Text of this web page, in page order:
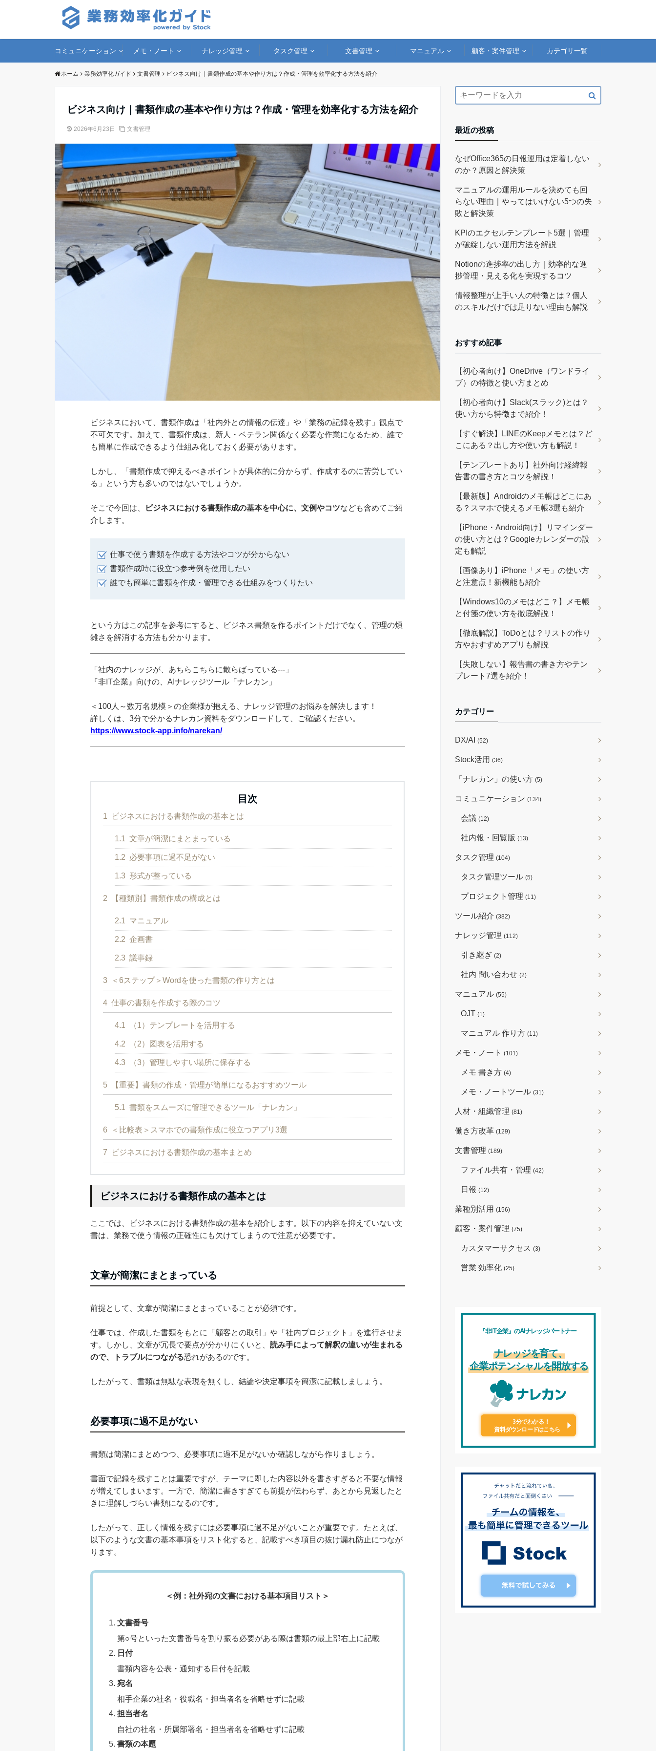
コミュニケーション メモ・ノート ナレッジ管理 タスク管理 文書管理 マニュアル 顧客・案件管理 カテゴリ一覧
ホーム 業務効率化ガイド 文書管理 ビジネス向け｜書類作成の基本や作り方は？作成・管理を効率化する方法を紹介
ビジネス向け｜書類作成の基本や作り方は？作成・管理を効率化する方法を紹介
2026年6月23日 文書管理
ビジネスにおいて、書類作成は「社内外との情報の伝達」や「業務の記録を残す」観点で
不可欠です。加えて、書類作成は、新人・ベテラン関係なく必要な作業になるため、誰で
も簡単に作成できるよう仕組み化しておく必要があります。
しかし、「書類作成で抑えるべきポイントが具体的に分からず、作成するのに苦労してい
る」という方も多いのではないでしょうか。
そこで今回は、 ビジネスにおける書類作成の基本を中心に、文例やコツなども含めてご紹
介します。
仕事で使う書類を作成する方法やコツが分からない
書類作成時に役立つ参考例を使用したい
誰でも簡単に書類を作成・管理できる仕組みをつくりたい
という方はこの記事を参考にすると、ビジネス書類を作るポイントだけでなく、管理の煩
雑さを解消する方法も分かります。
「社内のナレッジが、あちらこちらに散らばっている---」
『非IT企業』向けの、AIナレッジツール「ナレカン」
＜100人～数万名規模＞の企業様が抱える、ナレッジ管理のお悩みを解決します！
詳しくは、3分で分かるナレカン資料をダウンロードして、ご確認ください。
https://www.stock-app.info/narekan/
目次
1 ビジネスにおける書類作成の基本とは
1.1 文章が簡潔にまとまっている
1.2 必要事項に過不足がない
1.3 形式が整っている
2 【種類別】書類作成の構成とは
2.1 マニュアル
2.2 企画書
2.3 議事録
3 ＜6ステップ＞Wordを使った書類の作り方とは
4 仕事の書類を作成する際のコツ
4.1 （1）テンプレートを活用する
4.2 （2）図表を活用する
4.3 （3）管理しやすい場所に保存する
5 【重要】書類の作成・管理が簡単になるおすすめツール
5.1 書類をスムーズに管理できるツール「ナレカン」
6 ＜比較表＞スマホでの書類作成に役立つアプリ3選
7 ビジネスにおける書類作成の基本まとめ
ビジネスにおける書類作成の基本とは
ここでは、ビジネスにおける書類作成の基本を紹介します。以下の内容を抑えていない文
書は、業務で使う情報の正確性にも欠けてしまうので注意が必要です。
文章が簡潔にまとまっている
前提として、文章が簡潔にまとまっていることが必須です。
仕事では、作成した書類をもとに「顧客との取引」や「社内プロジェクト」を進行させま
す。しかし、文章が冗長で要点が分かりにくいと、 読み手によって解釈の違いが生まれる
ので、トラブルにつながる恐れがあるのです。
したがって、書類は無駄な表現を無くし、結論や決定事項を簡潔に記載しましょう。
必要事項に過不足がない
書類は簡潔にまとめつつ、必要事項に過不足がないか確認しながら作りましょう。
書面で記録を残すことは重要ですが、テーマに即した内容以外を書きすぎると不要な情報
が増えてしまいます。一方で、簡潔に書きすぎても前提が伝わらず、あとから見返したと
きに理解しづらい書類になるのです。
したがって、正しく情報を残すには必要事項に過不足がないことが重要です。たとえば、
以下のような文書の基本事項をリスト化すると、記載すべき項目の抜け漏れ防止につなが
ります。
＜例：社外宛の文書における基本項目リスト＞
文書番号
第○号といった文書番号を割り振る必要がある際は書類の最上部右上に記載
日付
書類内容を公表・通知する日付を記載
宛名
相手企業の社名・役職名・担当者名を省略せずに記載
担当者名
自社の社名・所属部署名・担当者名を省略せずに記載
書類の本題
最近の投稿
なぜOffice365の日報運用は定着しない
のか？原因と解決策
マニュアルの運用ルールを決めても回
らない理由｜やってはいけない5つの失
敗と解決策
KPIのエクセルテンプレート5選｜管理
が破綻しない運用方法を解説
Notionの進捗率の出し方｜効率的な進
捗管理・見える化を実現するコツ
情報整理が上手い人の特徴とは？個人
のスキルだけでは足りない理由も解説
おすすめ記事
【初心者向け】OneDrive（ワンドライ
ブ）の特徴と使い方まとめ
【初心者向け】Slack(スラック)とは？
使い方から特徴まで紹介！
【すぐ解決】LINEのKeepメモとは？ど
こにある？出し方や使い方も解説！
【テンプレートあり】社外向け経緯報
告書の書き方とコツを解説！
【最新版】Androidのメモ帳はどこにあ
る？スマホで使えるメモ帳3選も紹介
【iPhone・Android向け】リマインダー
の使い方とは？Googleカレンダーの設
定も解説
【画像あり】iPhone「メモ」の使い方
と注意点！新機能も紹介
【Windows10のメモはどこ？】メモ帳
と付箋の使い方を徹底解説！
【徹底解説】ToDoとは？リストの作り
方やおすすめアプリも解説
【失敗しない】報告書の書き方やテン
プレート7選を紹介！
カテゴリー
DX/AI (52)
Stock活用 (36)
「ナレカン」の使い方 (5)
コミュニケーション (134)
会議 (12)
社内報・回覧版 (13)
タスク管理 (104)
タスク管理ツール (5)
プロジェクト管理 (11)
ツール紹介 (382)
ナレッジ管理 (112)
引き継ぎ (2)
社内 問い合わせ (2)
マニュアル (55)
OJT (1)
マニュアル 作り方 (11)
メモ・ノート (101)
メモ 書き方 (4)
メモ・ノートツール (31)
人材・組織管理 (81)
働き方改革 (129)
文書管理 (189)
ファイル共有・管理 (42)
日報 (12)
業種別活用 (156)
顧客・案件管理 (75)
カスタマーサクセス (3)
営業 効率化 (25)